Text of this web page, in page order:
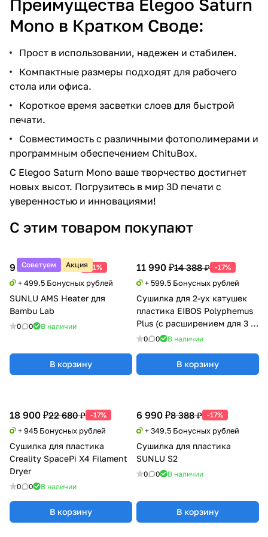
Преимущества Elegoo Saturn
Mono в Кратком Своде:
Прост в использовании, надежен и стабилен.
Компактные размеры подходят для рабочего
стола или офиса.
Короткое время засветки слоев для быстрой
печати.
Совместимость с различными фотополимерами и
программным обеспечением ChituBox.
С Elegoo Saturn Mono ваше творчество достигнет
новых высот. Погрузитесь в мир 3D печати с
уверенностью и инновациями!
С этим товаром покупают
Советуем Акция
9 990 ₽20 388 ₽ -51%
+ 499.5 Бонусных рублей
SUNLU AMS Heater для
Bambu Lab
0 0 В наличии
В корзину
11 990 ₽14 388 ₽ -17%
+ 599.5 Бонусных рублей
Сушилка для 2-ух катушек
пластика EIBOS Polyphemus
Plus (с расширением для 3 кг
катушки)
0 0 В наличии
В корзину
18 900 ₽22 680 ₽ -17%
+ 945 Бонусных рублей
Сушилка для пластика
Creality SpacePi X4 Filament
Dryer
0 0 В наличии
В корзину
6 990 ₽8 388 ₽ -17%
+ 349.5 Бонусных рублей
Сушилка для пластика
SUNLU S2
0 0 В наличии
В корзину